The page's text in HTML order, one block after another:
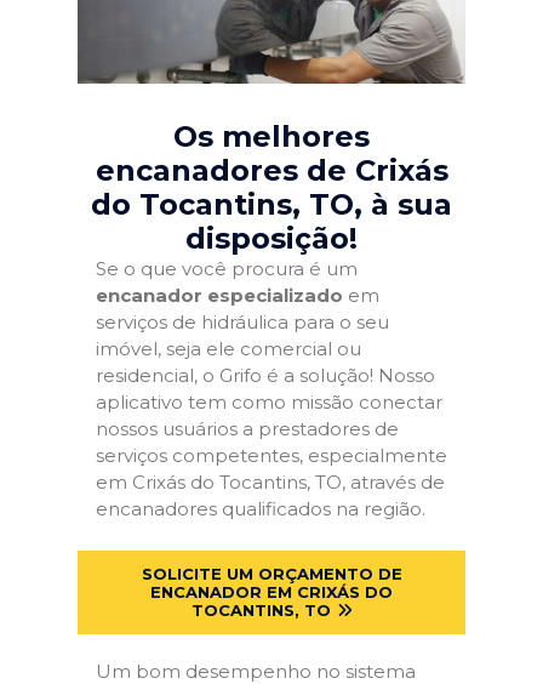
Os melhores
encanadores de Crixás
do Tocantins, TO, à sua
disposição!
Se o que você procura é um
encanador especializado em
serviços de hidráulica para o seu
imóvel, seja ele comercial ou
residencial, o Grifo é a solução! Nosso
aplicativo tem como missão conectar
nossos usuários a prestadores de
serviços competentes, especialmente
em Crixás do Tocantins, TO, através de
encanadores qualificados na região.
SOLICITE UM ORÇAMENTO DE
ENCANADOR EM CRIXÁS DO
TOCANTINS, TO
Um bom desempenho no sistema